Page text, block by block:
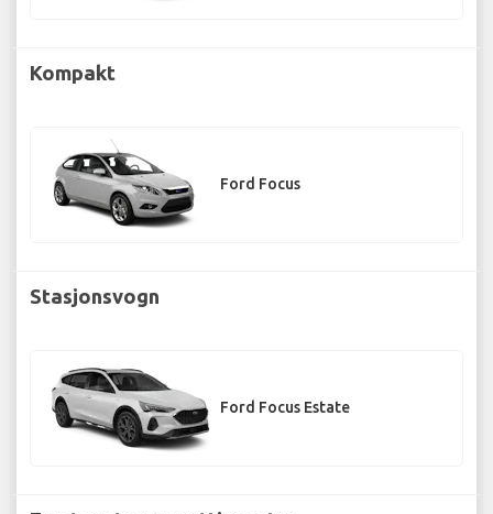
Kompakt
Ford Focus
Stasjonsvogn
Ford Focus Estate